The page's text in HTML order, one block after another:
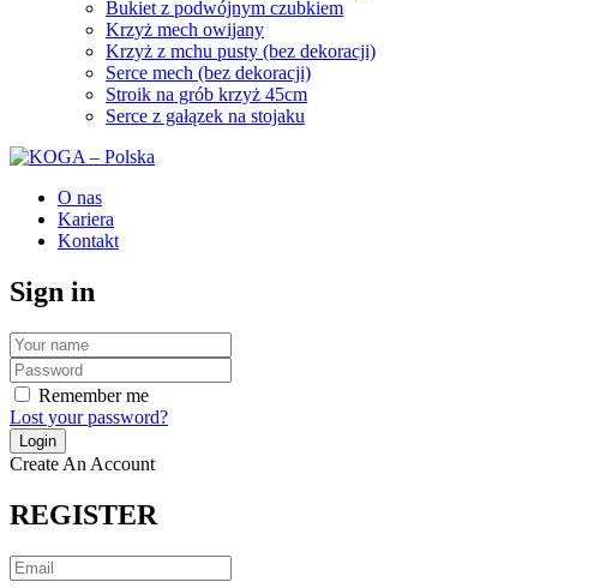
Bukiet z podwójnym czubkiem
Krzyż mech owijany
Krzyż z mchu pusty (bez dekoracji)
Serce mech (bez dekoracji)
Stroik na grób krzyż 45cm
Serce z gałązek na stojaku
O nas
Kariera
Kontakt
Sign in
Remember me
Lost your password?
Create An Account
REGISTER